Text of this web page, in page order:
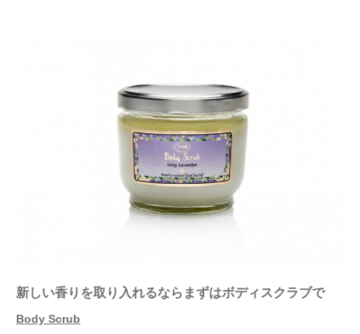
新しい香りを取り入れるなら まずはボディスクラブで
Body Scrub